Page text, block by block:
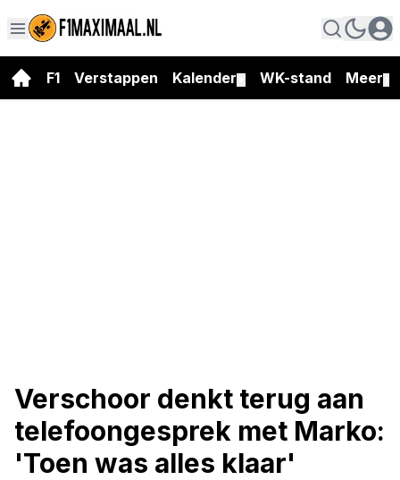
F1 Verstappen Kalender WK-stand Meer
Verschoor denkt terug aan
telefoongesprek met Marko:
'Toen was alles klaar'